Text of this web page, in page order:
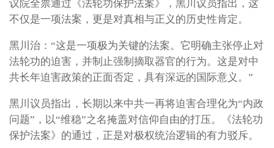
议院全票通过《法轮功保护法案》，黑川议员指出，这
不仅是一项法案，更是对真相与正义的历史性肯定。
黑川治：“这是一项极为关键的法案。它明确主张停止对
法轮功的迫害，并制止强制摘取器官的行为。这是对中
共长年迫害政策的正面否定，具有深远的国际意义。”
黑川议员指出，长期以来中共一再将迫害合理化为“内政
问题”，以“维稳”之名掩盖对信仰自由的打压。《法轮功
保护法案》的通过，正是对极权统治逻辑的有力驳斥。